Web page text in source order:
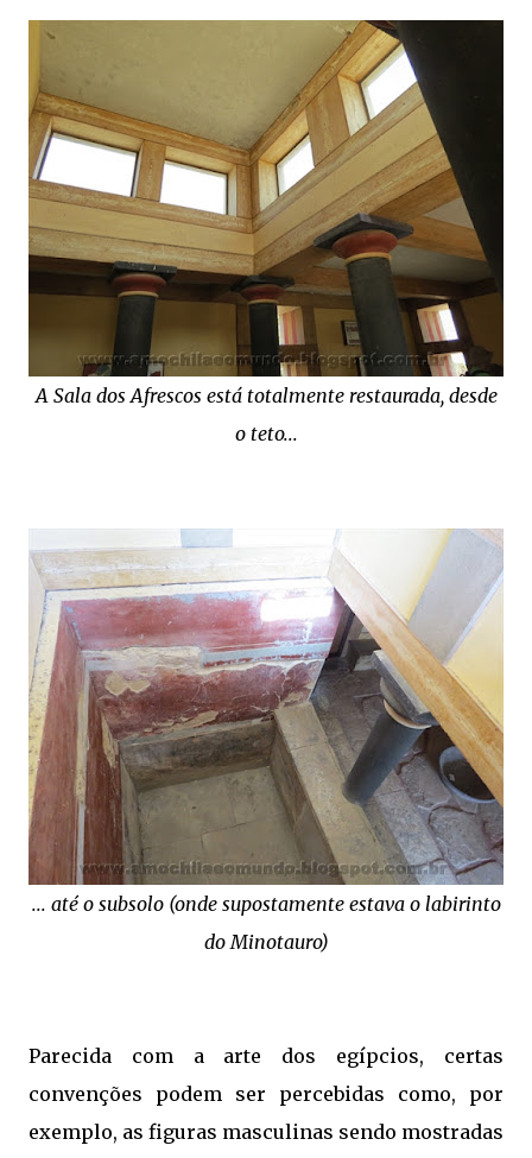
A Sala dos Afrescos está totalmente restaurada, desde
o teto...
... até o subsolo (onde supostamente estava o labirinto
do Minotauro)
Parecida com a arte dos egípcios, certas
convenções podem ser percebidas como, por
exemplo, as figuras masculinas sendo mostradas